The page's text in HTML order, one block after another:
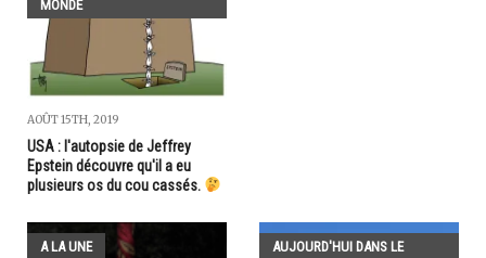
MONDE
AOÛT 15TH, 2019
USA : l'autopsie de Jeffrey
Epstein découvre qu'il a eu
plusieurs os du cou cassés.
A LA UNE
AUJOURD'HUI DANS LE